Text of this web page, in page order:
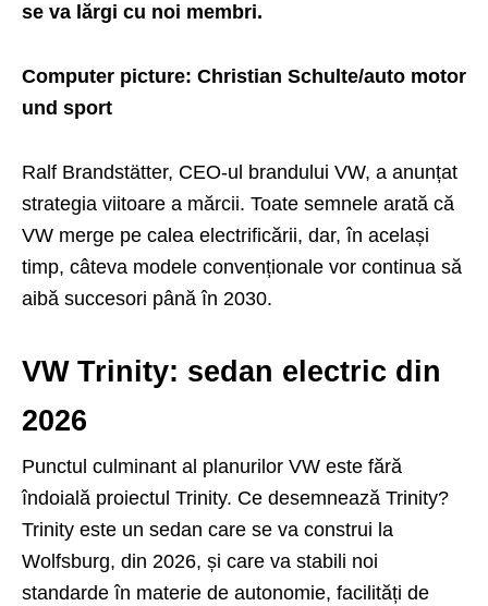
se va lărgi cu noi membri.
Computer picture: Christian Schulte/auto motor
und sport
Ralf Brandstätter, CEO-ul brandului VW, a anunțat
strategia viitoare a mărcii. Toate semnele arată că
VW merge pe calea electrificării, dar, în același
timp, câteva modele convenționale vor continua să
aibă succesori până în 2030.
VW Trinity: sedan electric din
2026
Punctul culminant al planurilor VW este fără
îndoială proiectul Trinity. Ce desemnează Trinity?
Trinity este un sedan care se va construi la
Wolfsburg, din 2026, și care va stabili noi
standarde în materie de autonomie, facilități de